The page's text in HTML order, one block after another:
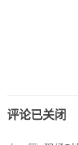
评论已关闭